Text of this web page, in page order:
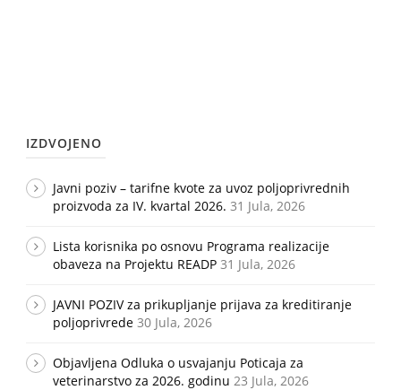
IZDVOJENO
Javni poziv – tarifne kvote za uvoz poljoprivrednih
proizvoda za IV. kvartal 2026. 31 Jula, 2026
Lista korisnika po osnovu Programa realizacije
obaveza na Projektu READP 31 Jula, 2026
JAVNI POZIV za prikupljanje prijava za kreditiranje
poljoprivrede 30 Jula, 2026
Objavljena Odluka o usvajanju Poticaja za
veterinarstvo za 2026. godinu 23 Jula, 2026